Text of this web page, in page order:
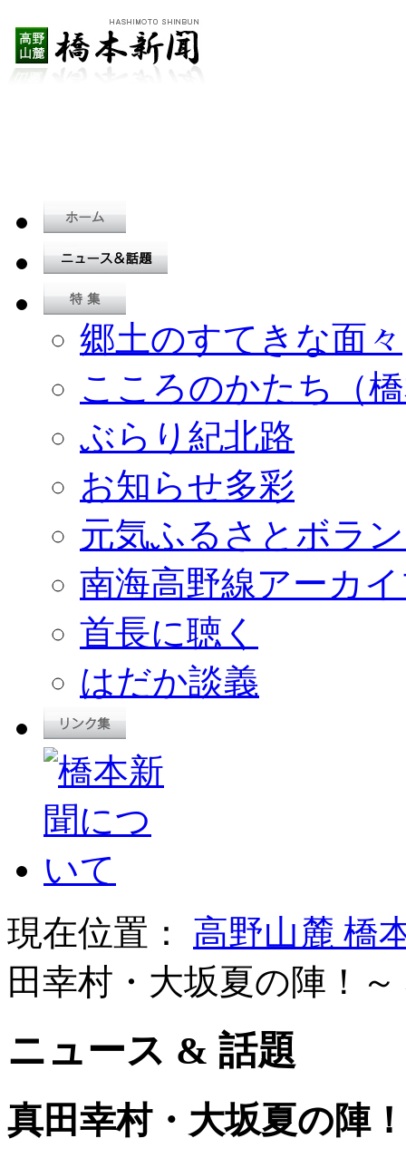
郷土のすてきな面々
こころのかたち（
ぶらり紀北路
お知らせ多彩
元気ふるさとボラ
南海高野線アーカ
首長に聴く
はだか談義
現在位置： 高野山麓 橋
田幸村・大坂夏の陣！
ニュース & 話題
真田幸村・大坂夏の陣